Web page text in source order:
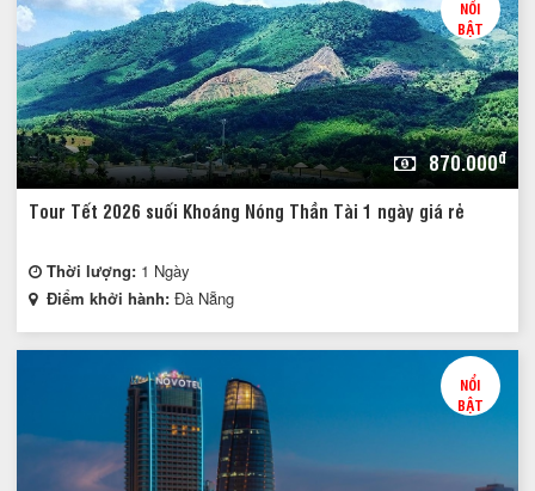
NỔI
BẬT
870.000đ
Tour Tết 2026 suối Khoáng Nóng Thần Tài 1 ngày giá rẻ
Thời lượng: 1 Ngày
Điểm khởi hành: Đà Nẵng
NỔI
BẬT